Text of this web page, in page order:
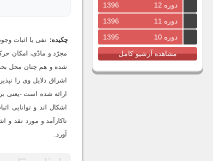
دوره 12
1396
دوره 11
1396
دوره 10
1395
مشاهده آرشیو کامل
چکیده: نفی یا اثبات
مجرّد و مادّی، امکان
شده و هم چنان محل
اشراق دلایل وی را
ارائه شده است -یعنی
اشکال اند و توانایی
ناکارآمد و مورد نقد
آورد.